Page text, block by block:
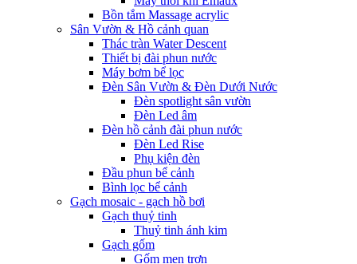
Bồn tắm Massage acrylic
Sân Vườn & Hồ cảnh quan
Thác tràn Water Descent
Thiết bị đài phun nước
Máy bơm bể lọc
Đèn Sân Vườn & Đèn Dưới Nước
Đèn spotlight sân vườn
Đèn Led âm
Đèn hồ cảnh đài phun nước
Đèn Led Rise
Phụ kiện đèn
Đầu phun bể cảnh
Bình lọc bể cảnh
Gạch mosaic - gạch hồ bơi
Gạch thuỷ tinh
Thuỷ tinh ánh kim
Gạch gốm
Gốm men trơn